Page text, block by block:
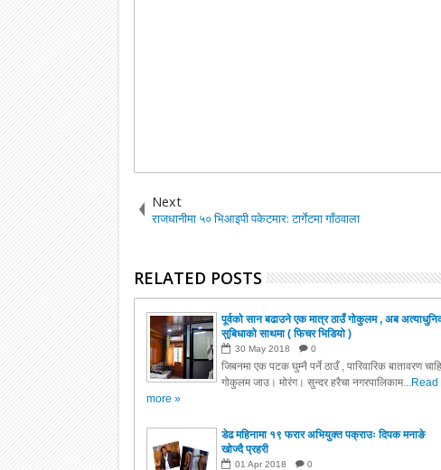
Next
राजधानीमा ५० भिआइपी पकेटमार: टार्गेटमा गाँठवाला
RELATED POSTS
पूर्वको सान बढाउने एक मात्र ठाउँ गोकुलम , अब
सुबिधाको साथमा ( फिचर भिडियो )
30 May 2018 0
जिबनमा एक पटक घुम्नै पर्ने ठाउँ , पारिवारिक बातावरण
गोकुलम जाउ। मोरंग। सुन्दर हरैचा नगरपालिकाम... Read
more »
डेढ महिनामा १९ फरार अभियुक्त पक्राउः दिपक मनाङे
खोज्दै प्रहरी
01 Apr 2018 0